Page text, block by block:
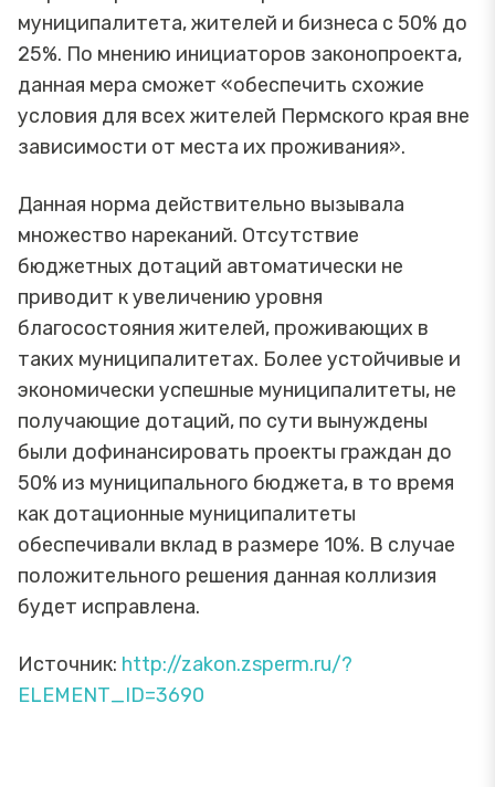
муниципалитета, жителей и бизнеса с 50% до
25%. По мнению инициаторов законопроекта,
данная мера сможет «обеспечить схожие
условия для всех жителей Пермского края вне
зависимости от места их проживания».
Данная норма действительно вызывала
множество нареканий. Отсутствие
бюджетных дотаций автоматически не
приводит к увеличению уровня
благосостояния жителей, проживающих в
таких муниципалитетах. Более устойчивые и
экономически успешные муниципалитеты, не
получающие дотаций, по сути вынуждены
были дофинансировать проекты граждан до
50% из муниципального бюджета, в то время
как дотационные муниципалитеты
обеспечивали вклад в размере 10%. В случае
положительного решения данная коллизия
будет исправлена.
Источник: http://zakon.zsperm.ru/?
ELEMENT_ID=3690